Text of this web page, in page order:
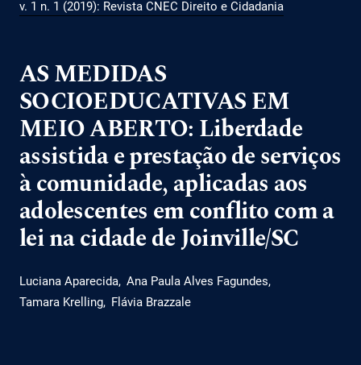
v. 1 n. 1 (2019): Revista CNEC Direito e Cidadania
AS MEDIDAS
SOCIOEDUCATIVAS EM
MEIO ABERTO: Liberdade
assistida e prestação de serviços
à comunidade, aplicadas aos
adolescentes em conflito com a
lei na cidade de Joinville/SC
Luciana Aparecida Ana Paula Alves Fagundes
Tamara Krelling
Flávia Brazzale